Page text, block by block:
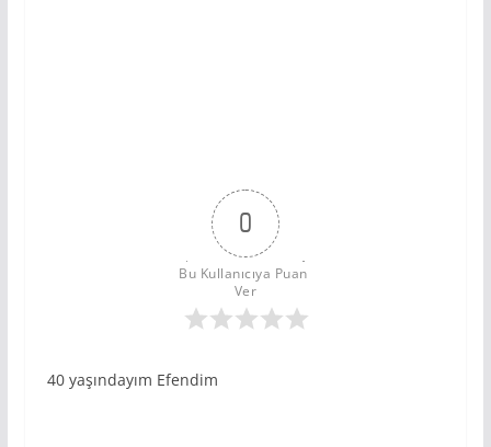
0
Bu Kullanıcıya Puan
Ver
40 yaşındayım Efendim